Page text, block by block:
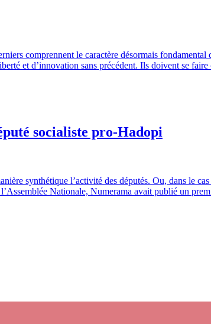
comprennent le caractère désormais
et d’innovation sans précédent. Ils doivent se
socialiste pro-Hadopi
synthétique l’activité des députés. Ou, dans le
Nationale, Numerama avait publié un